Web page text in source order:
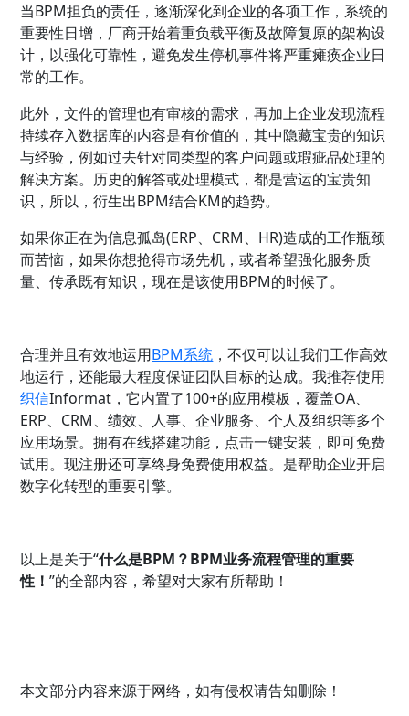
当BPM担负的责任，逐渐深化到企业的各项工作，系统的
重要性日增，厂商开始着重负载平衡及故障复原的架构设
计，以强化可靠性，避免发生停机事件将严重瘫痪企业日
常的工作。
此外，文件的管理也有审核的需求，再加上企业发现流程
持续存入数据库的内容是有价值的，其中隐藏宝贵的知识
与经验，例如过去针对同类型的客户问题或瑕疵品处理的
解决方案。历史的解答或处理模式，都是营运的宝贵知
识，所以，衍生出BPM结合KM的趋势。
如果你正在为信息孤岛(ERP、CRM、HR)造成的工作瓶颈
而苦恼，如果你想抢得市场先机，或者希望强化服务质
量、传承既有知识，现在是该使用BPM的时候了。
合理并且有效地运用BPM系统 ，不仅可以让我们工作高效
地运行，还能最大程度保证团队目标的达成。我推荐使用
织信Informat，它内置了100+的应用模板，覆盖OA、
ERP、CRM、绩效、人事、企业服务、个人及组织等多个
应用场景。拥有在线搭建功能，点击一键安装，即可免费
试用。现注册还可享终身免费使用权益。是帮助企业开启
数字化转型的重要引擎。
以上是关于“什么是BPM？BPM业务流程管理的重要
性！”的全部内容，希望对大家有所帮助！
本文部分内容来源于网络，如有侵权请告知删除！